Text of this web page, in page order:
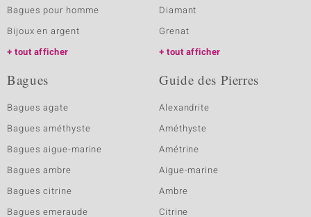
Bagues pour homme
Bijoux en argent
tout afficher
Diamant
Grenat
tout afficher
Bagues
Bagues agate
Bagues améthyste
Bagues aigue-marine
Bagues ambre
Bagues citrine
Bagues emeraude
Guide des Pierres
Alexandrite
Améthyste
Amétrine
Aigue-marine
Ambre
Citrine